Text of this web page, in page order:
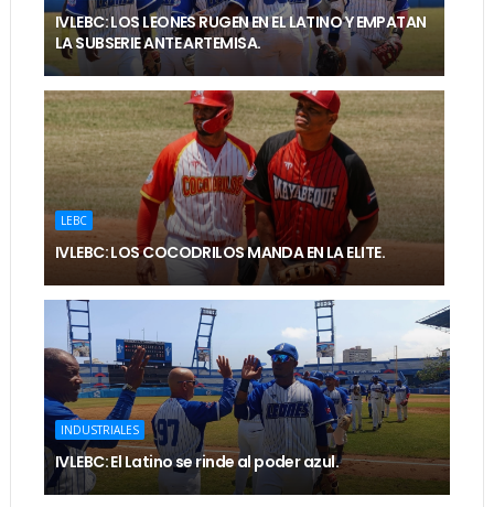
IVLEBC: LOS LEONES RUGEN EN EL LATINO Y EMPATAN
LA SUBSERIE ANTE ARTEMISA.
LEBC
IVLEBC: LOS COCODRILOS MANDA EN LA ELITE.
INDUSTRIALES
IVLEBC: El Latino se rinde al poder azul.